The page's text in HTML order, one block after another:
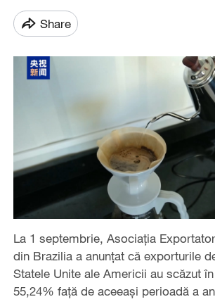
Share
La 1 septembrie, Asociația
din Brazilia a anunțat că exporturile
Statele Unite ale Americii au scăzut
55,24% față de aceeași perioadă a